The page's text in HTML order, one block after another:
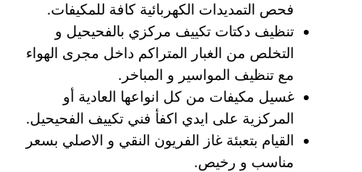
فحص التمديدات الكهربائية كافة للمكيفات.
تنظيف دكتات تكييف مركزي بالفحيحيل و
التخلص من الغبار المتراكم داخل مجرى الهواء
مع تنظيف المواسير و المباخر.
غسيل مكيفات من كل انواعها العادية أو
المركزية على ايدي اكفأ فني تكييف الفحيحيل.
القيام بتعبئة غاز الفريون النقي و الاصلي بسعر
مناسب و رخيص.